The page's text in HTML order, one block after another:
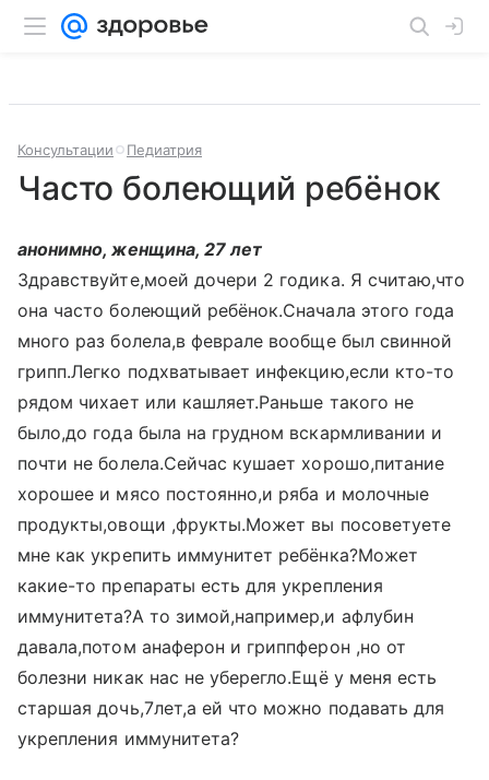
Консультации Педиатрия
Часто болеющий ребёнок
анонимно, женщина, 27 лет
Здравствуйте,моей дочери 2 годика. Я считаю,что
она часто болеющий ребёнок.Сначала этого года
много раз болела,в феврале вообще был свинной
грипп.Легко подхватывает инфекцию,если кто-то
рядом чихает или кашляет.Раньше такого не
было,до года была на грудном вскармливании и
почти не болела.Сейчас кушает хорошо,питание
хорошее и мясо постоянно,и ряба и молочные
продукты,овощи ,фрукты.Может вы посоветуете
мне как укрепить иммунитет ребёнка?Может
какие-то препараты есть для укрепления
иммунитета?А то зимой,например,и афлубин
давала,потом анаферон и гриппферон ,но от
болезни никак нас не уберегло.Ещё у меня есть
старшая дочь,7лет,а ей что можно подавать для
укрепления иммунитета?